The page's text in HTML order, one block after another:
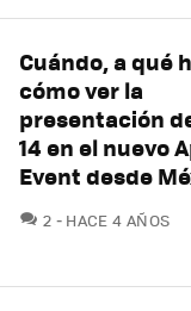
Cuándo, a qué
cómo ver la
presentación
14 en el nuevo
Event desde
2 COMENTARIOS
HACE 4 AÑOS